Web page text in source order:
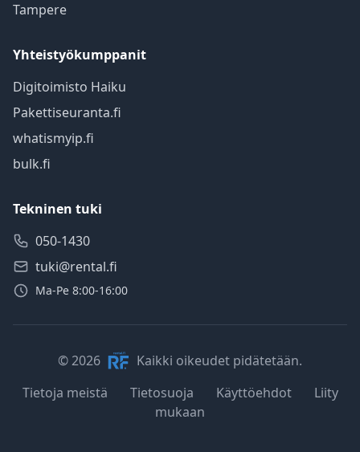
Tampere
Yhteistyökumppanit
Digitoimisto Haiku
Pakettiseuranta.fi
whatismyip.fi
bulk.fi
Tekninen tuki
050-1430
tuki@rental.fi
Ma-Pe 8:00-16:00
© 2026
Kaikki oikeudet pidätetään.
Tietoja meistä
Tietosuoja Käyttöehdot
Liity
mukaan